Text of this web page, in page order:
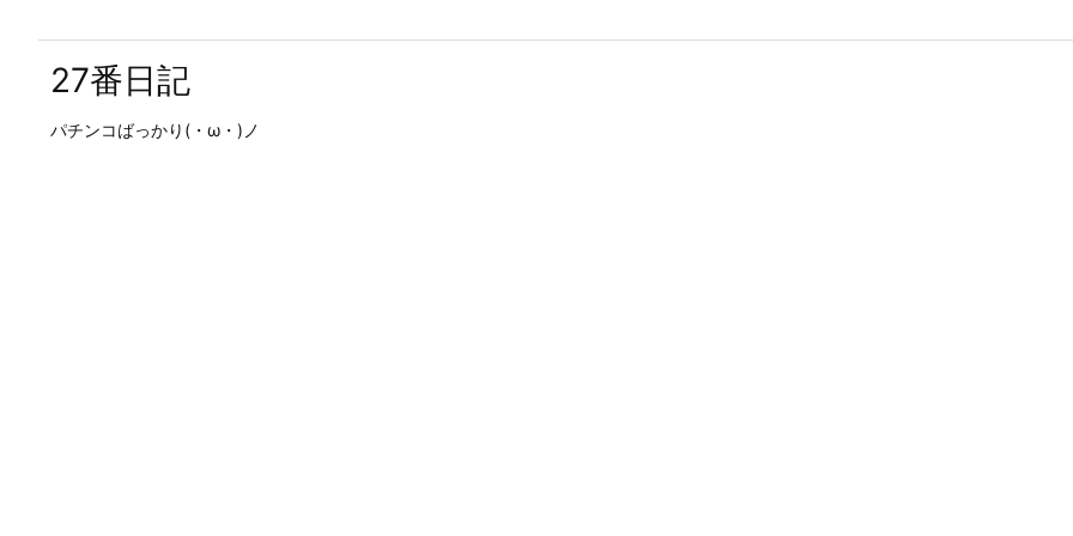
27番日記
パチンコばっかり(・ω・)ノ